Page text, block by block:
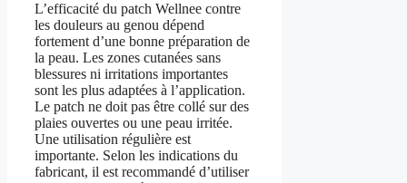
L’efficacité du patch Wellnee contre
les douleurs au genou dépend
fortement d’une bonne préparation de
la peau. Les zones cutanées sans
blessures ni irritations importantes
sont les plus adaptées à l’application.
Le patch ne doit pas être collé sur des
plaies ouvertes ou une peau irritée.
Une utilisation régulière est
importante. Selon les indications du
fabricant, il est recommandé d’utiliser